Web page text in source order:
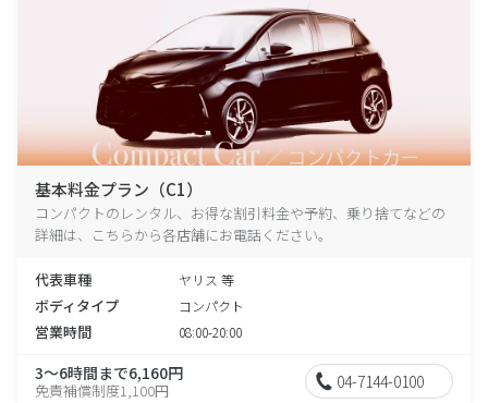
基本料金プラン（C1）
コンパクトのレンタル、お得な割引料金や予約、乗り捨てなどの
詳細は、こちらから各店舗にお電話ください。
代表車種 ヤリス 等
ボディタイプ コンパクト
営業時間 08:00-20:00
3～6時間まで6,160円
免責補償制度1,100円 04-7144-0100